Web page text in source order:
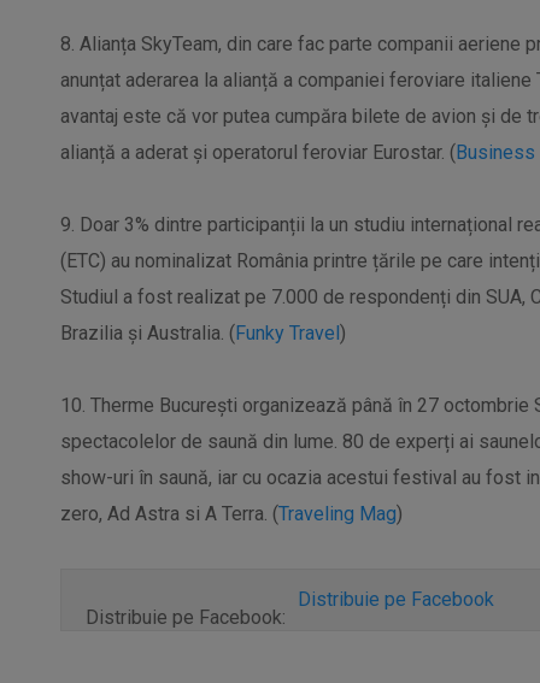
8. Alianța SkyTeam, din care fac parte companii aeriene
anunțat aderarea la alianță a companiei feroviare
avantaj este că vor putea cumpăra bilete de avion și de
alianță a aderat și operatorul feroviar Eurostar. (Business
9. Doar 3% dintre participanții la un studiu internațional
(ETC) au nominalizat România printre țările pe care
Studiul a fost realizat pe 7.000 de respondenți din SUA,
Brazilia și Australia. (Funky Travel)
10. Therme București organizează până în 27
spectacolelor de saună din lume. 80 de experți ai
show-uri în saună, iar cu ocazia acestui festival au fost
zero, Ad Astra si A Terra. (Traveling Mag)
Distribuie pe Facebook:
Distribuie pe Facebook